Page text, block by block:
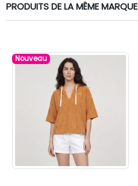
PRODUITS DE LA MÊME MARQUE
Nouveau